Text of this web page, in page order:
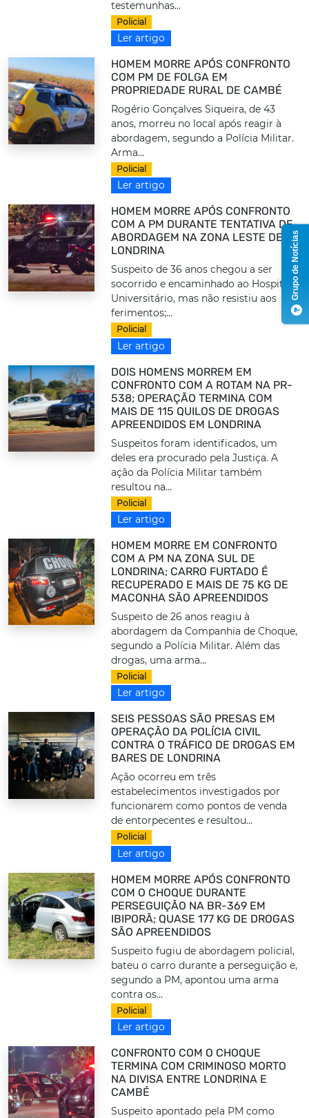
testemunhas...
Policial
Ler artigo
HOMEM MORRE APÓS CONFRONTO
COM PM DE FOLGA EM
PROPRIEDADE RURAL DE CAMBÉ
Rogério Gonçalves Siqueira, de 43
anos, morreu no local após reagir à
abordagem, segundo a Polícia Militar.
Arma...
Policial
Ler artigo
HOMEM MORRE APÓS CONFRONTO
COM A PM DURANTE TENTATIVA DE
ABORDAGEM NA ZONA LESTE DE
LONDRINA
Suspeito de 36 anos chegou a ser
socorrido e encaminhado ao Hospital
Universitário, mas não resistiu aos
ferimentos;...
Policial
Ler artigo
DOIS HOMENS MORREM EM
CONFRONTO COM A ROTAM NA PR-
538; OPERAÇÃO TERMINA COM
MAIS DE 115 QUILOS DE DROGAS
APREENDIDOS EM LONDRINA
Suspeitos foram identificados, um
deles era procurado pela Justiça. A
ação da Polícia Militar também
resultou na...
Policial
Ler artigo
HOMEM MORRE EM CONFRONTO
COM A PM NA ZONA SUL DE
LONDRINA; CARRO FURTADO É
RECUPERADO E MAIS DE 75 KG DE
MACONHA SÃO APREENDIDOS
Suspeito de 26 anos reagiu à
abordagem da Companhia de Choque,
segundo a Polícia Militar. Além das
drogas, uma arma...
Policial
Ler artigo
SEIS PESSOAS SÃO PRESAS EM
OPERAÇÃO DA POLÍCIA CIVIL
CONTRA O TRÁFICO DE DROGAS EM
BARES DE LONDRINA
Ação ocorreu em três
estabelecimentos investigados por
funcionarem como pontos de venda
de entorpecentes e resultou...
Policial
Ler artigo
HOMEM MORRE APÓS CONFRONTO
COM O CHOQUE DURANTE
PERSEGUIÇÃO NA BR-369 EM
IBIPORÃ; QUASE 177 KG DE DROGAS
SÃO APREENDIDOS
Suspeito fugiu de abordagem policial,
bateu o carro durante a perseguição e,
segundo a PM, apontou uma arma
contra os...
Policial
Ler artigo
CONFRONTO COM O CHOQUE
TERMINA COM CRIMINOSO MORTO
NA DIVISA ENTRE LONDRINA E
CAMBÉ
Suspeito apontado pela PM como
Grupo de Notícias